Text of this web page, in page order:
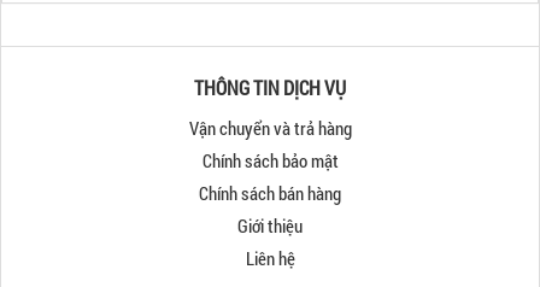
THÔNG TIN DỊCH VỤ
Vận chuyển và trả hàng
Chính sách bảo mật
Chính sách bán hàng
Giới thiệu
Liên hệ